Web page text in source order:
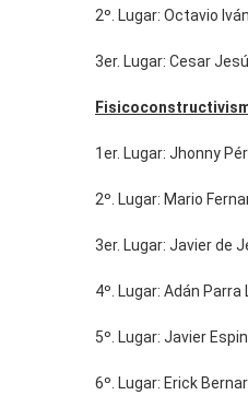
2º. Lugar: Octavio
3er. Lugar: Cesar
1er. Lugar: Jhonny
2º. Lugar: Mario
3er. Lugar: Javier de
4º. Lugar: Adán
5º. Lugar: Javier
6º. Lugar: Erick